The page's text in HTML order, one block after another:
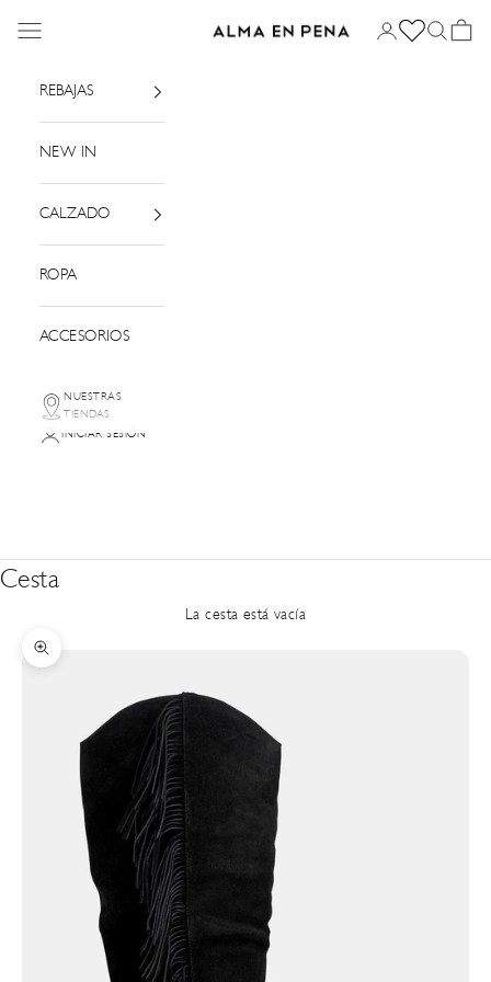
Alma en Pena
Menú Iniciar sesión
Buscar
Cesta
REBAJAS
NEW IN
CALZADO
ROPA
ACCESORIOS
NUESTRAS
TIENDAS
INICIAR SESIÓN
Cesta
La cesta está vacía
Zoom